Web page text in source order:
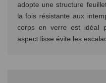
adopte une structure
la fois résistante aux
corps en verre est idéal
aspect lisse évite les